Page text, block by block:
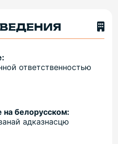
ответственностью
на белорусском:
адказнасцю